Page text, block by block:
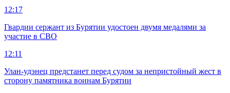
12:17
Гвардии сержант из Бурятии удостоен двумя медалями за
участие в СВО
12:11
Улан-удэнец предстанет перед судом за непристойный жест в
сторону памятника воинам Бурятии